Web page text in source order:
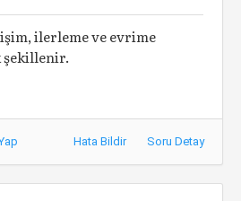
ilerleme ve evrime
şekillenir.
Hata Bildir Soru Detay